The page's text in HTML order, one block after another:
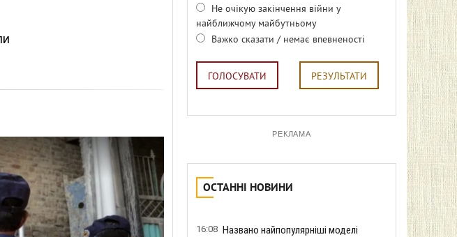
Не очікую закінчення війни у
найближчому майбутньому
Важко сказати / немає впевненості
ГОЛОСУВАТИ РЕЗУЛЬТАТИ
РЕКЛАМА
ОСТАННІ НОВИНИ
16:08 Названо найпопулярніші моделі